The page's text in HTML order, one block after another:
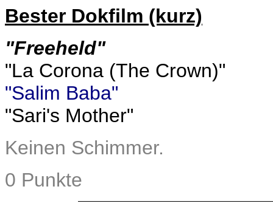
Bester Dokfilm (kurz)
"Freeheld"
"La Corona (The Crown)"
"Salim Baba"
"Sari's Mother"
Keinen Schimmer.
0 Punkte